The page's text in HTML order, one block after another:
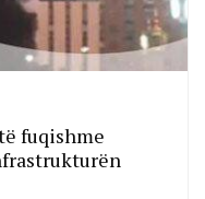
fuqishme